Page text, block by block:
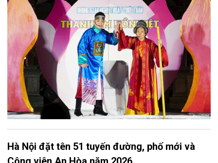
biệt, chương trình có sự giao lưu của các nghệ sĩ đến từ
phương Nam, góp phần tạo nên cuộc gặp gỡ nghệ thuật giàu
cảm xúc.
Hà Nội đặt tên 51 tuyến đường, phố mới và